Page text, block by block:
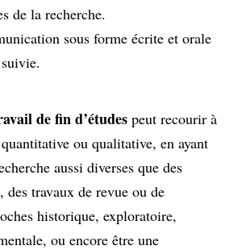
de la recherche.
sous forme écrite et orale
de fin d’études peut recourir à
ou qualitative, en ayant
aussi diverses que des
travaux de revue ou de
historique, exploratoire,
ou encore être une